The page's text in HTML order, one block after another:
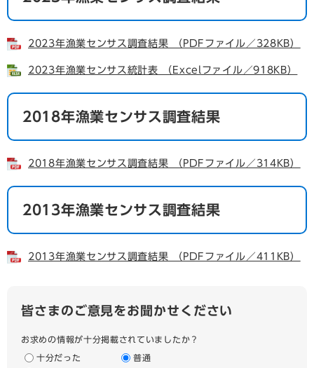
2023年漁業センサス調査結果 （PDFファイル／328KB）
2023年漁業センサス統計表 （Excelファイル／918KB）
2018年漁業センサス調査結果
2018年漁業センサス調査結果 （PDFファイル／314KB）
2013年漁業センサス調査結果
2013年漁業センサス調査結果 （PDFファイル／411KB）
皆さまのご意見をお聞かせください
お求めの情報が十分掲載されていましたか？
十分だった
普通